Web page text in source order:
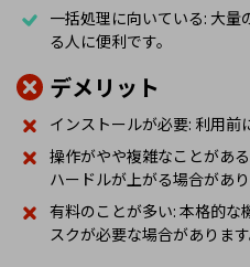
一括処理に向いている: 大
る人に便利です。
デメリット
インストールが必要: 利用前
操作がやや複雑なことがあ
ハードルが上がる場合があり
有料のことが多い: 本格的
スクが必要な場合があります